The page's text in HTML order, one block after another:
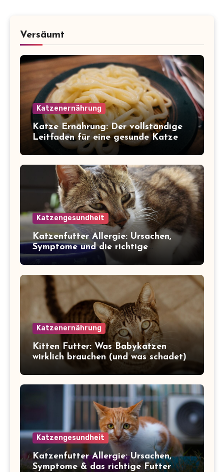
Versäumt
Katzenernährung
Katze Ernährung: Der vollständige
Leitfaden für eine gesunde Katze
Katzengesundheit
Katzenfutter Allergie: Ursachen,
Symptome und die richtige
Ernährung
Katzenernährung
Kitten Futter: Was Babykatzen
wirklich brauchen (und was schadet)
Katzengesundheit
Katzenfutter Allergie: Ursachen,
Symptome & das richtige Futter